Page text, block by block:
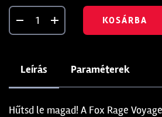
KOSÁRBA
Leírás Paraméterek
Hűtsd le magad! A Fox Rage